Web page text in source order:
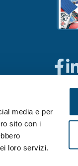
media e per
sito con i
loro servizi.